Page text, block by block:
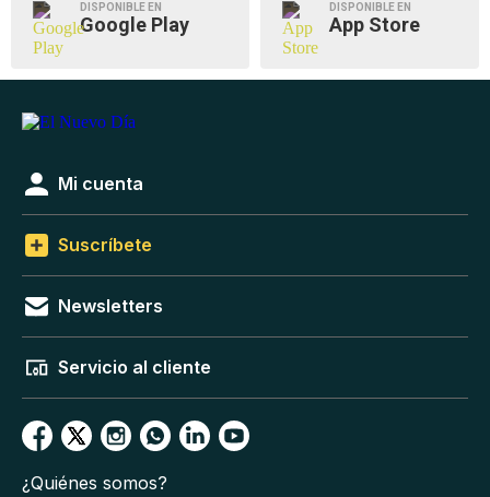
DISPONIBLE EN
Google Play
DISPONIBLE EN
App Store
Mi cuenta
Suscríbete
Newsletters
Servicio al cliente
¿Quiénes somos?